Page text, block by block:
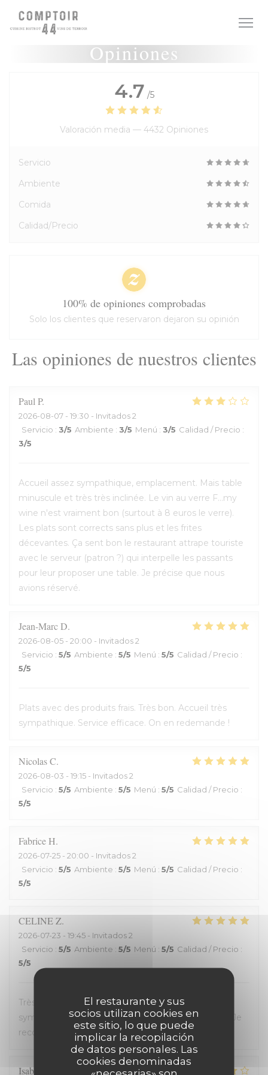
Personalización de sus opciones de cookies
El restaurante y sus
socios utilizan cookies en
este sitio, lo que puede
implicar la recopilación
de datos personales. Las
cookies denominadas
Opiniones
Las opiniones de nuestros clientes
Paul P
2026-08-07 - 19:30 - Invitados 2
Servicio : 3/5 Ambiente : 3/5 Menú : 3/5 Calidad / Precio :
3/5
Accueil assez sympathique, emplacement. Mais table
minuscule et très très inclinée. Le vin au verre F...my
wine n'est vraiment bon (surtout à 8 euros le verre).
Les plats sont corrects sans plus et les frites
décevantes. Ça sent bon le restaurant attrape touriste
avec le serveur (patron ?) qui interpelle les passants
pour leur proposer une table. Je précise que nous
avions réservé.
Jean-MarcD
2026-08-05 - 20:00 - Invitados 2
Servicio : 5/5 Ambiente : 5/5 Menú : 5/5 Calidad / Precio :
5/5
Plats avec des produits frais. Très bon. Accueil très
sympathique. Service efficace. On en redemande !
NicolasC
2026-08-03 - 19:15 - Invitados 2
Servicio : 5/5 Ambiente : 5/5 Menú : 5/5 Calidad / Precio :
5/5
FabriceH
2026-07-25 - 20:00 - Invitados 2
Servicio : 5/5 Ambiente : 5/5 Menú : 5/5 Calidad / Precio :
5/5
CELINEZ
2026-07-23 - 19:45 - Invitados 2
Servicio : 5/5 Ambiente : 5/5 Menú : 5/5 Calidad / Precio :
5/5
Très bon restaurant, service extrêmement
sympathique, coup de coeur pour le welsh revisité. Je
recommande !
Isabelle
4.7 /5
Valoración media — 4432 Opiniones
Servicio
Ambiente
Comida
Calidad/Precio
100% de opiniones comprobadas
Solo los clientes que reservaron dejaron su opinión